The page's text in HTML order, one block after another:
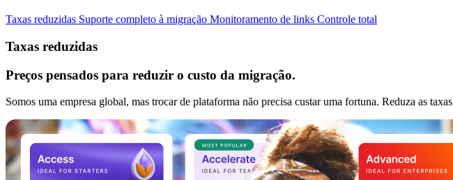
Taxas reduzidas Suporte completo à migração Monitoramento de links Controle total
Taxas reduzidas
Preços pensados para reduzir o custo da migração.
Somos uma empresa global, mas trocar de plataforma não precisa custar uma fortuna. Reduza as